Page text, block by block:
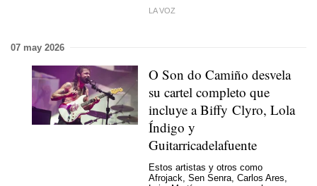
LA VOZ
07 may 2026
O Son do Camiño desvela
su cartel completo que
incluye a Biffy Clyro, Lola
Índigo y
Guitarricadelafuente
Estos artistas y otros como
Afrojack, Sen Senra, Carlos Ares,